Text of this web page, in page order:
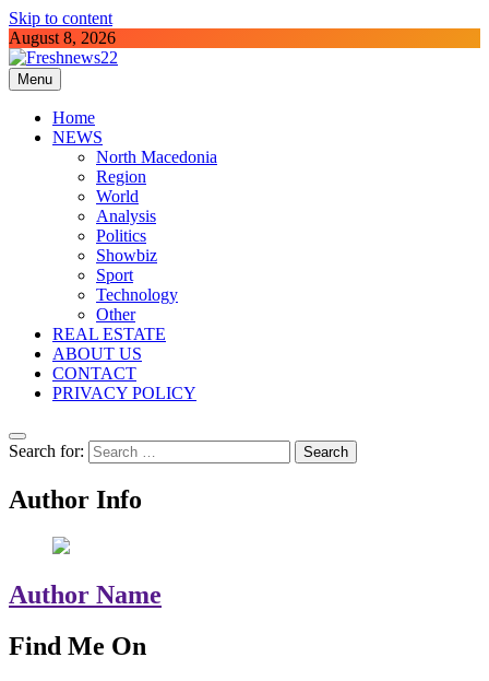
Skip to content
August 8, 2026
Freshnews22
Best News Website in North Macedonia
Menu
Home
NEWS
North Macedonia
Region
World
Analysis
Politics
Showbiz
Sport
Technology
Other
REAL ESTATE
ABOUT US
CONTACT
PRIVACY POLICY
Search for:
Author Info
Author Name
Find Me On